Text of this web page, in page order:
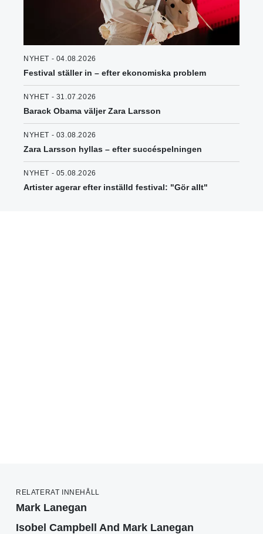
NYHET - 04.08.2026
Festival ställer in – efter ekonomiska problem
NYHET - 31.07.2026
Barack Obama väljer Zara Larsson
NYHET - 03.08.2026
Zara Larsson hyllas – efter succéspelningen
NYHET - 05.08.2026
Artister agerar efter inställd festival: "Gör allt"
RELATERAT INNEHÅLL
Mark Lanegan
Isobel Campbell And Mark Lanegan